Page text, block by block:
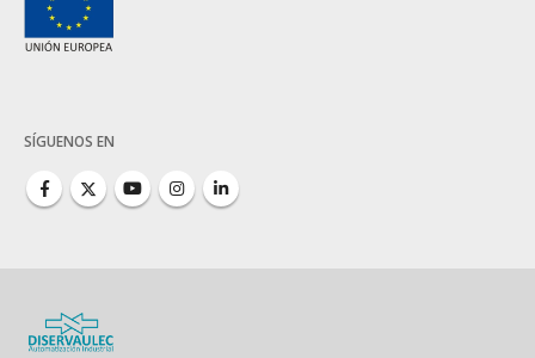
SÍGUENOS EN